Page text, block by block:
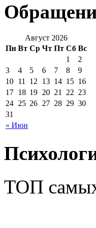
Август 2026
Пн Вт Ср Чт Пт Сб Вс
« Июн
1
2
3
4 5 6 7 8
9
10 11 12 13 14 15 16
17 18 19 20 21 22 23
24 25 26 27 28 29 30
31
ТОП самых